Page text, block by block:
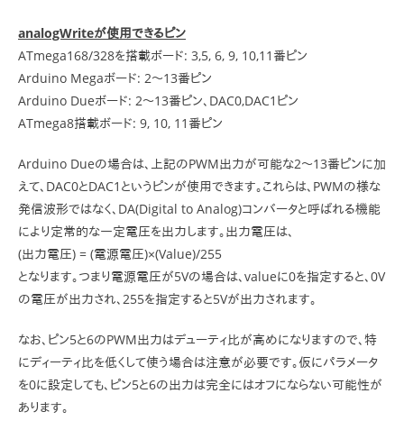
analogWriteが使用できるピン
ATmega168/328を搭載ボード: 3,5, 6, 9, 10,11番ピン
Arduino Megaボード: 2～13番ピン
Arduino Dueボード: 2～13番ピン、DAC0,DAC1ピン
ATmega8搭載ボード: 9, 10, 11番ピン
Arduino Dueの場合は、上記のPWM出力が可能な2～13番ピンに加
えて、DAC0とDAC1というピンが使用できます。これらは、PWMの様な
発信波形ではなく、DA(Digital to Analog)コンバータと呼ばれる機能
により定常的な一定電圧を出力します。出力電圧は、
(出力電圧) = (電源電圧)×(Value)/255
となります。つまり電源電圧が5Vの場合は、valueに0を指定すると、0V
の電圧が出力され、255を指定すると5Vが出力されます。
なお、ピン5と6のPWM出力はデューティ比が高めになりますので、特
にディーティ比を低くして使う場合は注意が必要です。仮にパラメータ
を0に設定しても、ピン5と6の出力は完全にはオフにならない可能性が
あります。